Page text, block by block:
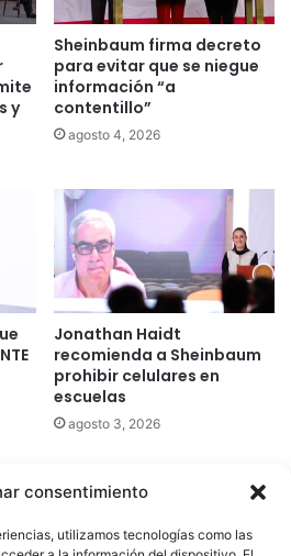
consentimiento
utilizamos tecnologías como las
y
Sheinbaum firma decreto
para evitar que se niegue
información “a
contentillo”
agosto 4, 2026
Jonathan Haidt
recomienda a Sheinbaum
prohibir celulares en
escuelas
agosto 3, 2026